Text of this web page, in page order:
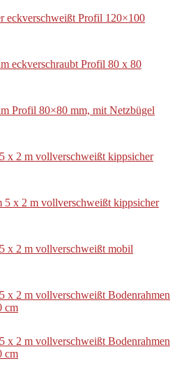
eckverschweißt Profil 120×100
eckverschraubt Profil 80 x 80
Profil 80×80 mm, mit Netzbügel
x 2 m vollverschweißt kippsicher
x 2 m vollverschweißt kippsicher
x 2 m vollverschweißt mobil
x 2 m vollverschweißt Bodenrahmen
cm
x 2 m vollverschweißt Bodenrahmen
cm